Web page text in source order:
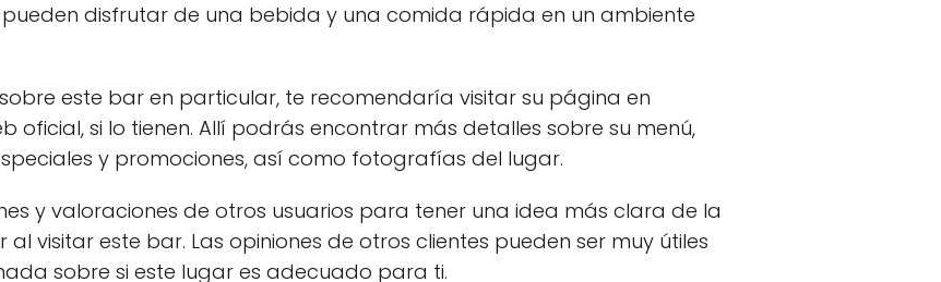
disfrutar de una bebida y una comida rápida en un ambiente
este bar en particular, te recomendaría visitar su página en
oficial, si lo tienen. Allí podrás encontrar más detalles sobre su menú,
y promociones, así como fotografías del lugar.
y valoraciones de otros usuarios para tener una idea más clara de la
visitar este bar. Las opiniones de otros clientes pueden ser muy útiles
sobre si este lugar es adecuado para ti.